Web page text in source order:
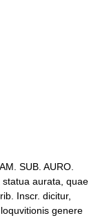
SUB. AURO.
statua aurata, quae
Inscr. dicitur,
genere